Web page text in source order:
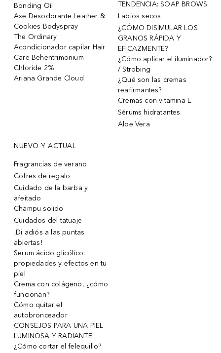
Bonding Oil
Axe Desodorante Leather &
Cookies Bodyspray
The Ordinary
Acondicionador capilar Hair
Care Behentrimonium
Chloride 2%
Ariana Grande Cloud
TENDENCIA: SOAP BROWS
Labios secos
¿CÓMO DISIMULAR LOS
GRANOS RÁPIDA Y
EFICAZMENTE?
¿Cómo aplicar el iluminador?
/ Strobing
¿Qué son las cremas
reafirmantes?
Cremas con vitamina E
Sérums hidratantes
Aloe Vera
NUEVO Y ACTUAL
Fragrancias de verano
Cofres de regalo
Cuidado de la barba y
afeitado
Champu solido
Cuidados del tatuaje
¡Di adiós a las puntas
abiertas!
Serum ácido glicólico:
propiedades y efectos en tu
piel
Crema con colágeno, ¿cómo
funcionan?
Cómo quitar el
autobronceador
CONSEJOS PARA UNA PIEL
LUMINOSA Y RADIANTE
¿Cómo cortar el felequillo?